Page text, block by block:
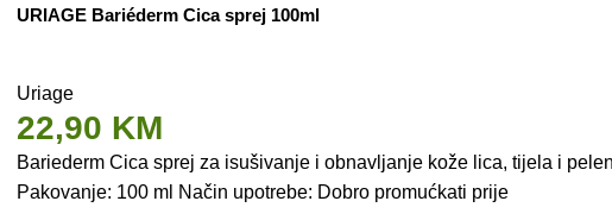
URIAGE Bariéderm Cica sprej 100ml
Uriage
22,90 KM
Bariederm Cica sprej za isušivanje i obnavljanje kože lica, tijela i
Pakovanje: 100 ml Način upotrebe: Dobro promućkati prije